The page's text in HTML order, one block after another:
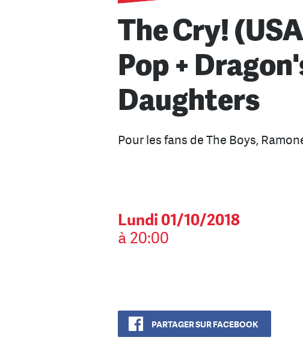
The Cry!
Pop +
Daughters
Pour les fans de The Boys,
Lundi 01/10/2018
à 20:00
PARTAGER SUR FACEBOOK